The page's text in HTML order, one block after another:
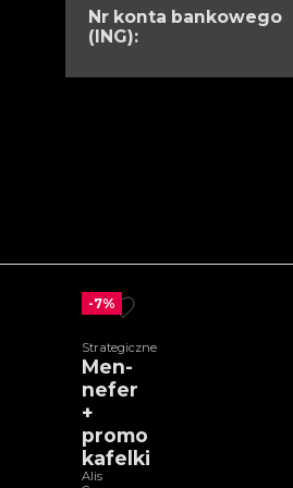
Nr konta bankowego
(ING):
-7%
Strategiczne
Men-
nefer
+
promo
kafelki
Alis